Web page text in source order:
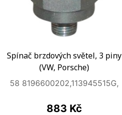
Spínač brzdových světel, 3 piny
(VW, Porsche)
58 8196600202,113945515G,
Cena
883 Kč